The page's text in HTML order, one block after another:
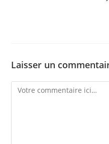
Laisser un